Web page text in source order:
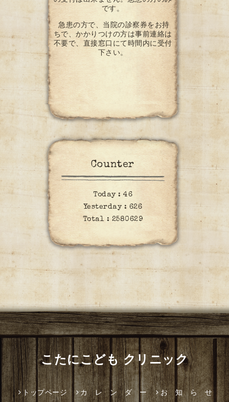
です。
急患の方で、当院の診察券をお持
ちで、かかりつけの方は事前連絡は
不要で、直接窓口にて時間内に受付
下さい。
Counter
Today : 46
Yesterday : 626
Total : 2580629
こたにこども クリニック
トップページ カ レ ン ダ ー お 知 ら せ